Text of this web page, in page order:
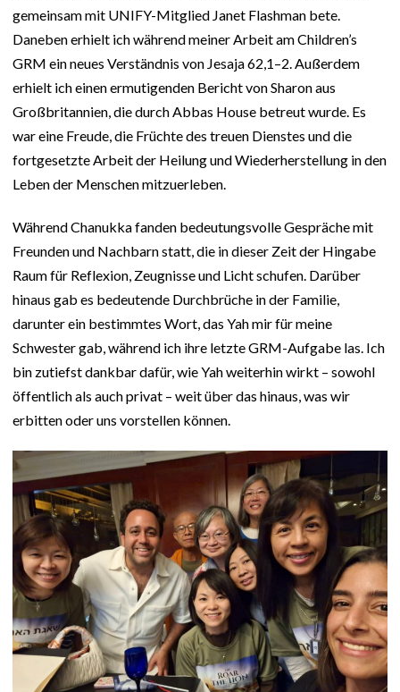
gemeinsam mit UNIFY-Mitglied Janet Flashman bete.
Daneben erhielt ich während meiner Arbeit am Children’s
GRM ein neues Verständnis von Jesaja 62,1–2. Außerdem
erhielt ich einen ermutigenden Bericht von Sharon aus
Großbritannien, die durch Abbas House betreut wurde. Es
war eine Freude, die Früchte des treuen Dienstes und die
fortgesetzte Arbeit der Heilung und Wiederherstellung in den
Leben der Menschen mitzuerleben.
Während Chanukka fanden bedeutungsvolle Gespräche mit
Freunden und Nachbarn statt, die in dieser Zeit der Hingabe
Raum für Reflexion, Zeugnisse und Licht schufen. Darüber
hinaus gab es bedeutende Durchbrüche in der Familie,
darunter ein bestimmtes Wort, das Yah mir für meine
Schwester gab, während ich ihre letzte GRM-Aufgabe las. Ich
bin zutiefst dankbar dafür, wie Yah weiterhin wirkt – sowohl
öffentlich als auch privat – weit über das hinaus, was wir
erbitten oder uns vorstellen können.